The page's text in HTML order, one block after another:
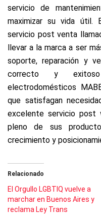
servicio de
maximizar su vida útil.
servicio post venta
llevar a la marca a ser
soporte, reparación y
correcto y
electrodomésticos
que satisfagan
excelente servicio post
pleno de sus
crecimiento y
Relacionado
El Orgullo LGBTIQ vuelve a
marchar en Buenos Aires y
reclama Ley Trans